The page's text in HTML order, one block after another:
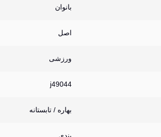
بانوان
اصل
ورزشی
j49044
بهاره / تابستانه
بندی